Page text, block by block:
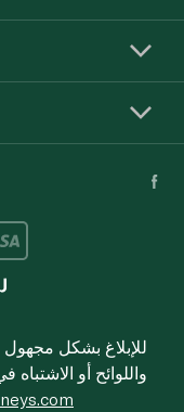
للإبلاغ بشكل
واللوائح أو